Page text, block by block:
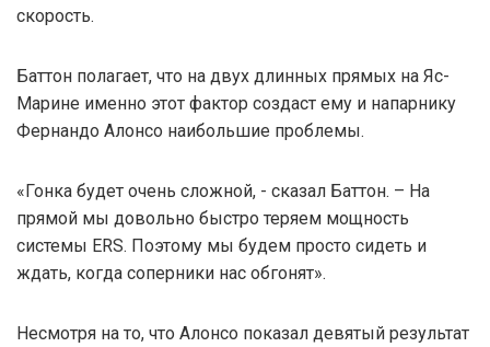
скорость.
Баттон полагает, что на двух длинных прямых на Яс-
Марине именно этот фактор создаст ему и напарнику
Фернандо Алонсо наибольшие проблемы.
«Гонка будет очень сложной, - сказал Баттон. – На
прямой мы довольно быстро теряем мощность
системы ERS. Поэтому мы будем просто сидеть и
ждать, когда соперники нас обгонят».
Несмотря на то, что Алонсо показал девятый результат